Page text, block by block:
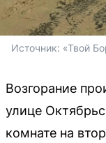
Источник: «Твой
Возгорание
улице
комнате на